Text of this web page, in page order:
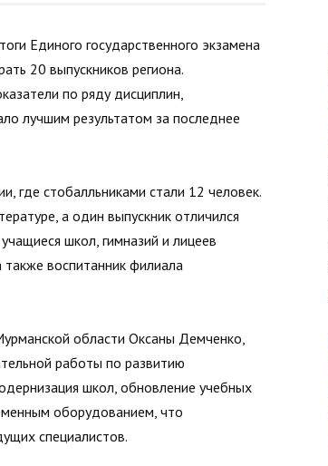
Единого государственного экзамена
20 выпускников региона.
по ряду дисциплин,
лучшим результатом за последнее
где стобалльниками стали 12 человек.
а один выпускник отличился
школ, гимназий и лицеев
воспитанник филиала
области Оксаны Демченко,
работы по развитию
школ, обновление учебных
оборудованием, что
специалистов.